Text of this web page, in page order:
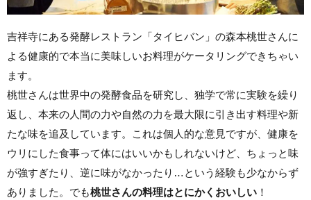
吉祥寺にある発酵レストラン「タイヒバン」の森本桃世さんに
よる健康的で本当に美味しいお料理がケータリングできちゃい
ます。
桃世さんは世界中の発酵食品を研究し、独学で常に実験を繰り
返し、本来の人間の力や自然の力を最大限に引き出す料理や新
たな味を追及しています。これは個人的な意見ですが、健康を
ウリにした食事って体にはいいかもしれないけど、ちょっと味
が強すぎたり、逆に味がなかったり…という経験も少なからず
ありました。でも桃世さんの料理はとにかくおいしい ！